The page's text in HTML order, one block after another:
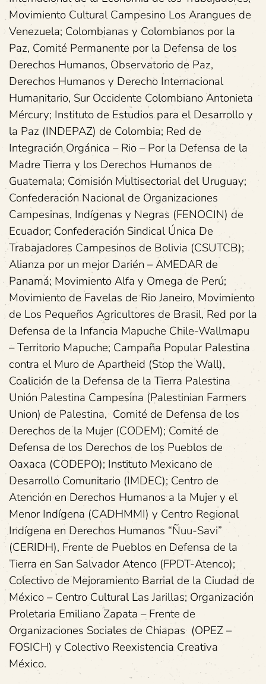
Movimiento Cultural Campesino Los Arangues de
Venezuela; Colombianas y Colombianos por la
Paz, Comité Permanente por la Defensa de los
Derechos Humanos, Observatorio de Paz,
Derechos Humanos y Derecho Internacional
Humanitario, Sur Occidente Colombiano Antonieta
Mércury; Instituto de Estudios para el Desarrollo y
la Paz (INDEPAZ) de Colombia; Red de
Integración Orgánica – Rio – Por la Defensa de la
Madre Tierra y los Derechos Humanos de
Guatemala; Comisión Multisectorial del Uruguay;
Confederación Nacional de Organizaciones
Campesinas, Indígenas y Negras (FENOCIN) de
Ecuador; Confederación Sindical Única De
Trabajadores Campesinos de Bolivia (CSUTCB);
Alianza por un mejor Darién – AMEDAR de
Panamá; Movimiento Alfa y Omega de Perú;
Movimiento de Favelas de Rio Janeiro, Movimiento
de Los Pequeños Agricultores de Brasil, Red por la
Defensa de la Infancia Mapuche Chile-Wallmapu
– Territorio Mapuche; Campaña Popular Palestina
contra el Muro de Apartheid (Stop the Wall),
Coalición de la Defensa de la Tierra Palestina
Unión Palestina Campesina (Palestinian Farmers
Union) de Palestina, Comité de Defensa de los
Derechos de la Mujer (CODEM); Comité de
Defensa de los Derechos de los Pueblos de
Oaxaca (CODEPO); Instituto Mexicano de
Desarrollo Comunitario (IMDEC); Centro de
Atención en Derechos Humanos a la Mujer y el
Menor Indígena (CADHMMI) y Centro Regional
Indígena en Derechos Humanos “Ñuu-Savi”
(CERIDH), Frente de Pueblos en Defensa de la
Tierra en San Salvador Atenco (FPDT-Atenco);
Colectivo de Mejoramiento Barrial de la Ciudad de
México – Centro Cultural Las Jarillas; Organización
Proletaria Emiliano Zapata – Frente de
Organizaciones Sociales de Chiapas (OPEZ –
FOSICH) y Colectivo Reexistencia Creativa
México.